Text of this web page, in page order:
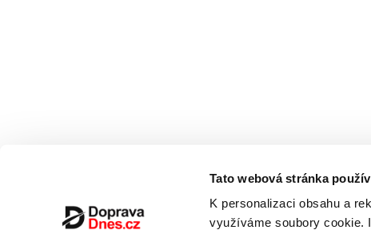
Tato webová stránka
K personalizaci obsahu a
využíváme soubory cookie.